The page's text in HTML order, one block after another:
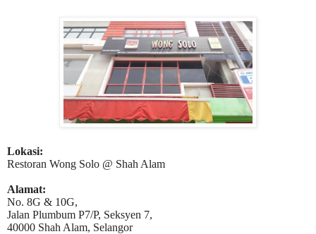
Lokasi:
Restoran Wong Solo @ Shah Alam
Alamat:
No. 8G & 10G,
Jalan Plumbum P7/P, Seksyen 7,
40000 Shah Alam, Selangor